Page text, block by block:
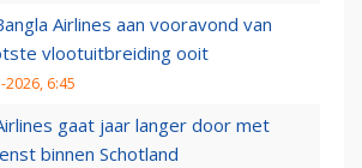
Airlines aan vooravond van
vlootuitbreiding ooit
2026, 6:45
gaat jaar langer door met
binnen Schotland